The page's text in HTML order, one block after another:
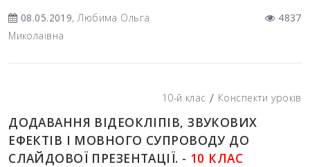
08.05.2019, Любима Ольга
Миколаївна
4837
10-й клас / Конспекти уроків
ДОДАВАННЯ ВІДЕОКЛІПІВ, ЗВУКОВИХ
ЕФЕКТІВ І МОВНОГО СУПРОВОДУ ДО
СЛАЙДОВОЇ ПРЕЗЕНТАЦІЇ. - 10 КЛАС